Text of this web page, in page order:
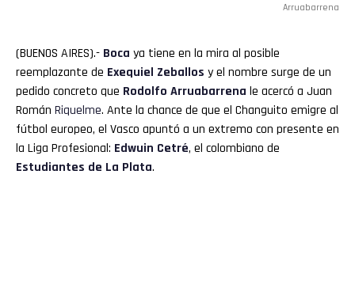
Arruabarrena
(BUENOS AIRES).- Boca ya tiene en la mira al posible
reemplazante de Exequiel Zeballos y el nombre surge de un
pedido concreto que Rodolfo Arruabarrena le acercó a Juan
Román Riquelme. Ante la chance de que el Changuito emigre al
fútbol europeo, el Vasco apuntó a un extremo con presente en
la Liga Profesional: Edwuin Cetré, el colombiano de
Estudiantes de La Plata.